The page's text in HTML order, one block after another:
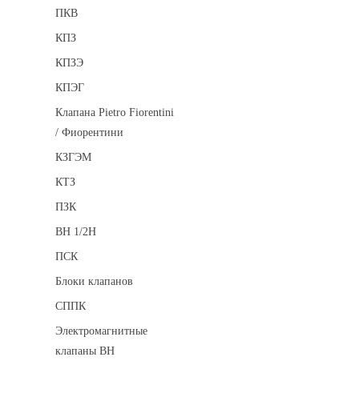
ПКВ
КПЗ
КПЗЭ
КПЭГ
Клапана Pietro Fiorentini
/ Фиорентини
КЗГЭМ
КТЗ
ПЗК
ВН 1/2Н
ПСК
Блоки клапанов
СППК
Электромагнитные
клапаны ВН